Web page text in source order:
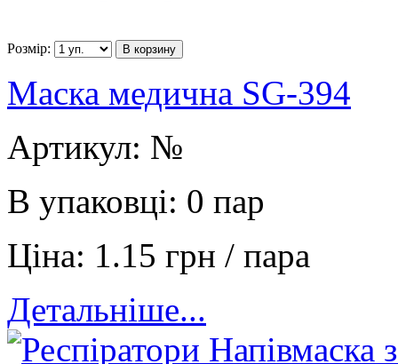
Розмір: В корзину
Маска медична SG-394
Артикул: №
В упаковці: 0 пар
Ціна: 1.15 грн / пара
Детальніше...